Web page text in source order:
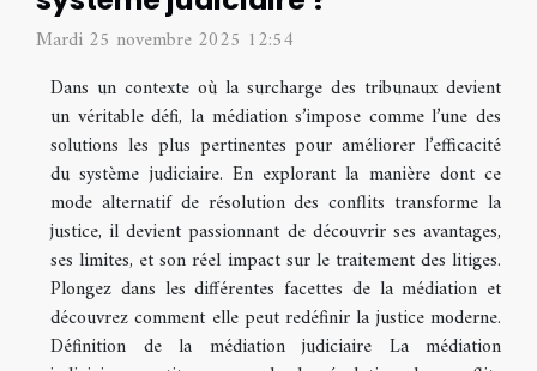
Mardi 25 novembre 2025 12:54
Dans un contexte où la surcharge des tribunaux devient
un véritable défi, la médiation s’impose comme l’une des
solutions les plus pertinentes pour améliorer l’efficacité
du système judiciaire. En explorant la manière dont ce
mode alternatif de résolution des conflits transforme la
justice, il devient passionnant de découvrir ses avantages,
ses limites, et son réel impact sur le traitement des litiges.
Plongez dans les différentes facettes de la médiation et
découvrez comment elle peut redéfinir la justice moderne.
Définition de la médiation judiciaire La médiation